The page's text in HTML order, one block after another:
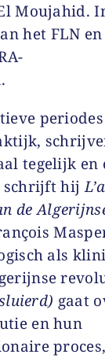
Moujahid.
het FLN
tegelijk en
schrijft hij
de
als
gaat
en hun